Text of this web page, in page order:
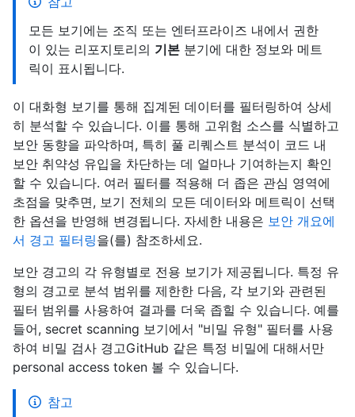
모든 보기에는 조직 또는 엔터프라이즈 내에서 권한
이 있는 리포지토리의 기본 분기에 대한 정보와 메트
릭이 표시됩니다.
이 대화형 보기를 통해 집계된 데이터를 필터링하여 상세
히 분석할 수 있습니다. 이를 통해 고위험 소스를 식별하고
보안 동향을 파악하며, 특히 풀 리퀘스트 분석이 코드 내
보안 취약성 유입을 차단하는 데 얼마나 기여하는지 확인
할 수 있습니다. 여러 필터를 적용해 더 좁은 관심 영역에
초점을 맞추면, 보기 전체의 모든 데이터와 메트릭이 선택
한 옵션을 반영해 변경됩니다. 자세한 내용은 보안 개요에
서 경고 필터링을(를) 참조하세요.
보안 경고의 각 유형별로 전용 보기가 제공됩니다. 특정 유
형의 경고로 분석 범위를 제한한 다음, 각 보기와 관련된
필터 범위를 사용하여 결과를 더욱 좁힐 수 있습니다. 예를
들어, secret scanning 보기에서 "비밀 유형" 필터를 사용
하여 비밀 검사 경고GitHub 같은 특정 비밀에 대해서만
personal access token 볼 수 있습니다.
참고